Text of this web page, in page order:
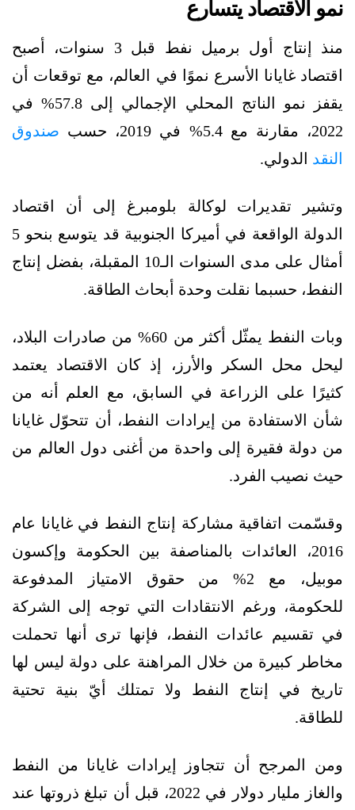
نمو الاقتصاد يتسارع
منذ إنتاج أول برميل نفط قبل 3 سنوات، أصبح
اقتصاد غايانا الأسرع نموًا في العالم، مع توقعات أن
يقفز نمو الناتج المحلي الإجمالي إلى 57.8% في
2022، مقارنة مع 5.4% في 2019، حسب
صندوق
النقد الدولي.
وتشير تقديرات لوكالة بلومبرغ إلى أن اقتصاد
الدولة الواقعة في أميركا الجنوبية قد يتوسع بنحو 5
أمثال على مدى السنوات الـ10 المقبلة، بفضل إنتاج
النفط، حسبما نقلت وحدة أبحاث الطاقة.
وبات النفط يمثّل أكثر من 60% من صادرات البلاد،
ليحل محل السكر والأرز، إذ كان الاقتصاد يعتمد
كثيرًا على الزراعة في السابق، مع العلم أنه من
شأن الاستفادة من إيرادات النفط، أن تتحوّل غايانا
من دولة فقيرة إلى واحدة من أغنى دول العالم من
حيث نصيب الفرد.
وقسّمت اتفاقية مشاركة إنتاج النفط في غايانا عام
2016، العائدات بالمناصفة بين الحكومة وإكسون
موبيل، مع 2% من حقوق الامتياز المدفوعة
للحكومة، ورغم الانتقادات التي توجه إلى الشركة
في تقسيم عائدات النفط، فإنها ترى أنها تحملت
مخاطر كبيرة من خلال المراهنة على دولة ليس لها
تاريخ في إنتاج النفط ولا تمتلك أيّ بنية تحتية
للطاقة.
ومن المرجح أن تتجاوز إيرادات غايانا من النفط
والغاز مليار دولار في 2022، قبل أن تبلغ ذروتها عند